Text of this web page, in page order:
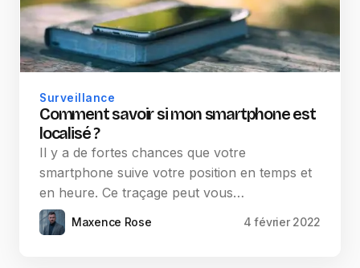
Surveillance
Comment savoir si mon smartphone est
localisé ?
Il y a de fortes chances que votre
smartphone suive votre position en temps et
en heure. Ce traçage peut vous…
Maxence Rose 4 février 2022